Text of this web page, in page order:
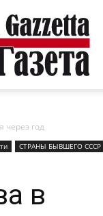
через год
СТРАНЫ БЫВШЕГО СССР
в